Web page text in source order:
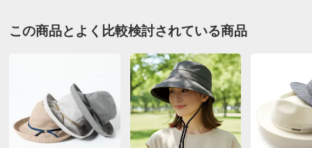
ります。
サイズ表記について（ファッション雑貨）
商品の特徴
手洗い
弱い手洗い出来ます。（洗濯機は使用できません）
この商品とよく比較検討されている商品